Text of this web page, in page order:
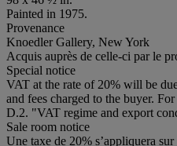
Painted in 1975.
Provenance
Knoedler Gallery, New York
Acquis auprès de celle-ci par le
Special notice
VAT at the rate of 20% will be
and fees charged to the buyer.
D.2. "VAT regime and export
Sale room notice
Une taxe de 20% s’appliquera